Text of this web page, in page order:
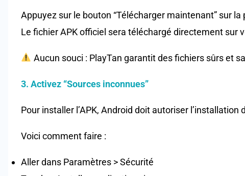
Appuyez sur le bouton “Télécharger maintenant” sur la
Le fichier APK officiel sera téléchargé directement sur
Aucun souci : PlayTan garantit des fichiers sûrs et
3. Activez “Sources inconnues”
Pour installer l’APK, Android doit autoriser l’installation
Voici comment faire :
Aller dans Paramètres > Sécurité